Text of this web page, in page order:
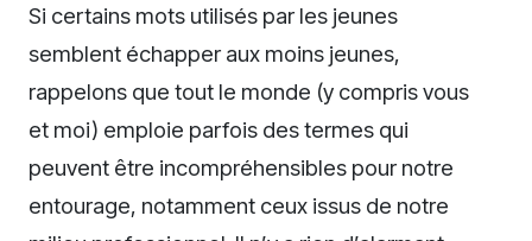
Si certains mots utilisés par les jeunes
semblent échapper aux moins jeunes,
rappelons que tout le monde (y compris vous
et moi) emploie parfois des termes qui
peuvent être incompréhensibles pour notre
entourage, notamment ceux issus de notre